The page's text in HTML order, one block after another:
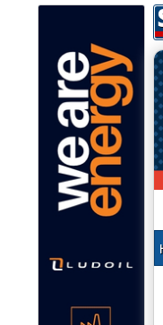
Attenzione! Esegui